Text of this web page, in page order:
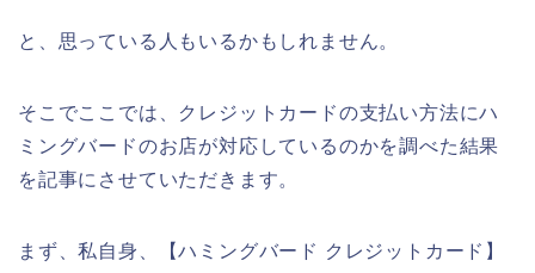
と、思っている人もいるかもしれません。
そこでここでは、クレジットカードの支払い方法にハ
ミングバードのお店が対応しているのかを調べた結果
を記事にさせていただきます。
まず、私自身、【ハミングバード クレジットカード】